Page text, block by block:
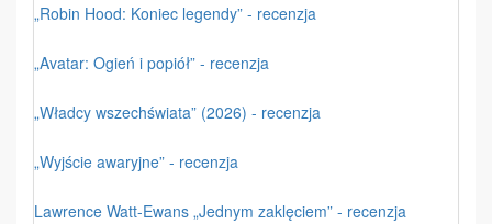
„Robin Hood: Koniec legendy” - recenzja
„Avatar: Ogień i popiół” - recenzja
„Władcy wszechświata” (2026) - recenzja
„Wyjście awaryjne” - recenzja
Lawrence Watt-Ewans „Jednym zaklęciem” - recenzja